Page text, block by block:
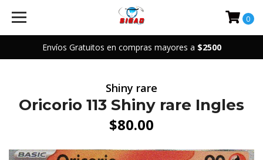
Envíos Gratuitos en compras mayores a $2500
0
Shiny rare
Oricorio 113 Shiny rare Ingles
$80.00